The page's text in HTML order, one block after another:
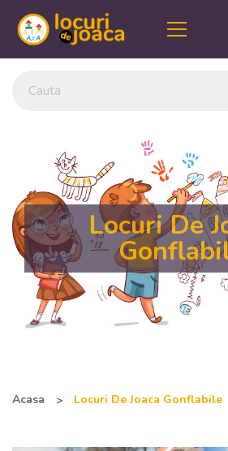
Locuri De
Acasa Locuri De Joaca Gonflabile